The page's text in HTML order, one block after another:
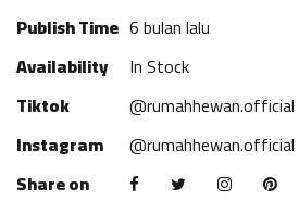
Publish Time 6 bulan lalu
Availability
In Stock
Tiktok
@rumahhewan.official
Instagram
@rumahhewan.official
Share on